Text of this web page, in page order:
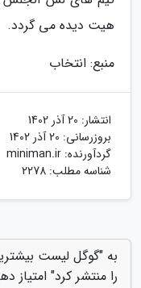
هیت دیده می گردد.
منبع: انتخاب
انتشار: 20 آذر 1402
بروزرسانی: 20 آذر 1402
گردآورنده: miniman.ir
شناسه مطلب: 2278
را منتشر کرد" امتیاز